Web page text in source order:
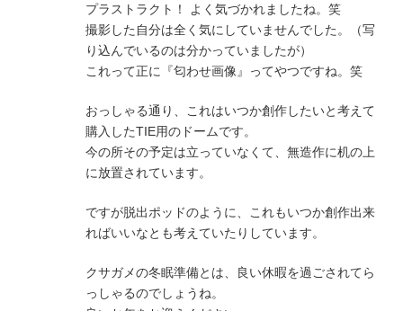
プラストラクト！ よく気づかれましたね。笑
撮影した自分は全く気にしていませんでした。（写
り込んでいるのは分かっていましたが）
これって正に『匂わせ画像』ってやつですね。笑
おっしゃる通り、これはいつか創作したいと考えて
購入したTIE用のドームです。
今の所その予定は立っていなくて、無造作に机の上
に放置されています。
ですが脱出ポッドのように、これもいつか創作出来
ればいいなとも考えていたりしています。
クサガメの冬眠準備とは、良い休暇を過ごされてら
っしゃるのでしょうね。